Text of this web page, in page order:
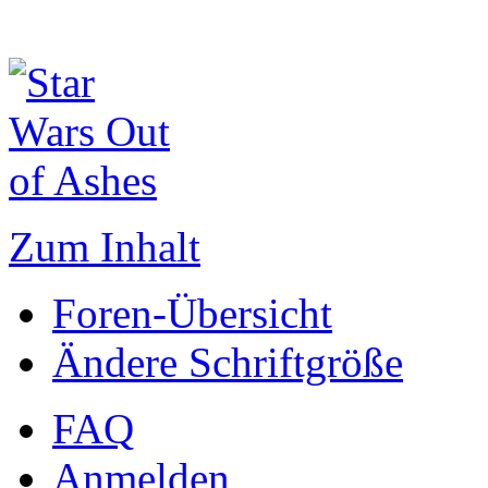
Zum Inhalt
Foren-Übersicht
Ändere Schriftgröße
FAQ
Anmelden